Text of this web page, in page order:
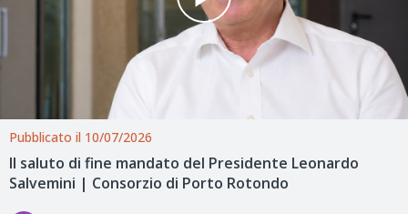
Pubblicato il 10/07/2026
Il saluto di fine mandato del Presidente Leonardo
Salvemini | Consorzio di Porto Rotondo